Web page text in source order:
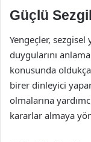
Güçlü
Yengeçler, sezgisel
duygularını
konusunda
birer dinleyici
olmalarına
kararlar almaya